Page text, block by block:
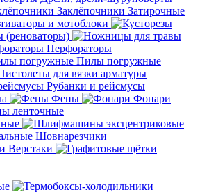
Заклёпочники Затирочные
и мотоблоки
(реноваторы)
Перфораторы
Пилы погружные
Рубанки и рейсмусы
Фены
Фонари
ленточные
Шовнарезчики
Верстаки